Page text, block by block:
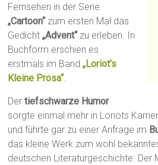
Fernsehen in der Serie
„Cartoon“ zum ersten Mal das
Gedicht„Advent“ zu erleben. In
Buchform erschien es
erstmals im Band„Loriot’s
Kleine Prosa“.
Dertiefschwarze Humor
sorgte einmal mehr in Loriots
und führte gar zu einer Anfrage im
das kleine Werk zum wohl
deutschen Literaturgeschichte. Der